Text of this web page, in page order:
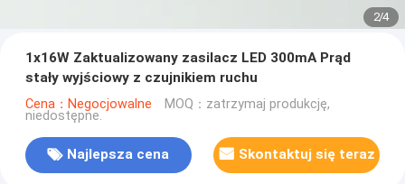
2/4
1x16W Zaktualizowany zasilacz LED 300mA Prąd
stały wyjściowy z czujnikiem ruchu
Cena：Negocjowalne MOQ：zatrzymaj produkcję,
niedostępne.
Najlepsza cena Skontaktuj się teraz